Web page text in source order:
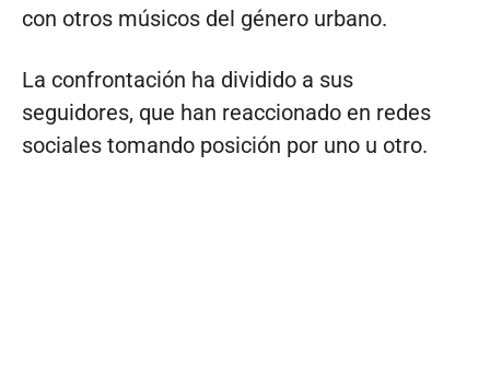
con otros músicos del género urbano.
La confrontación ha dividido a sus
seguidores, que han reaccionado en redes
sociales tomando posición por uno u otro.